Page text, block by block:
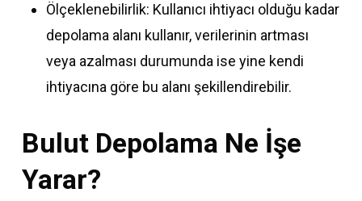
Ölçeklenebilirlik: Kullanıcı ihtiyacı olduğu kadar
depolama alanı kullanır, verilerinin artması
veya azalması durumunda ise yine kendi
ihtiyacına göre bu alanı şekillendirebilir.
Bulut Depolama Ne İşe
Yarar?